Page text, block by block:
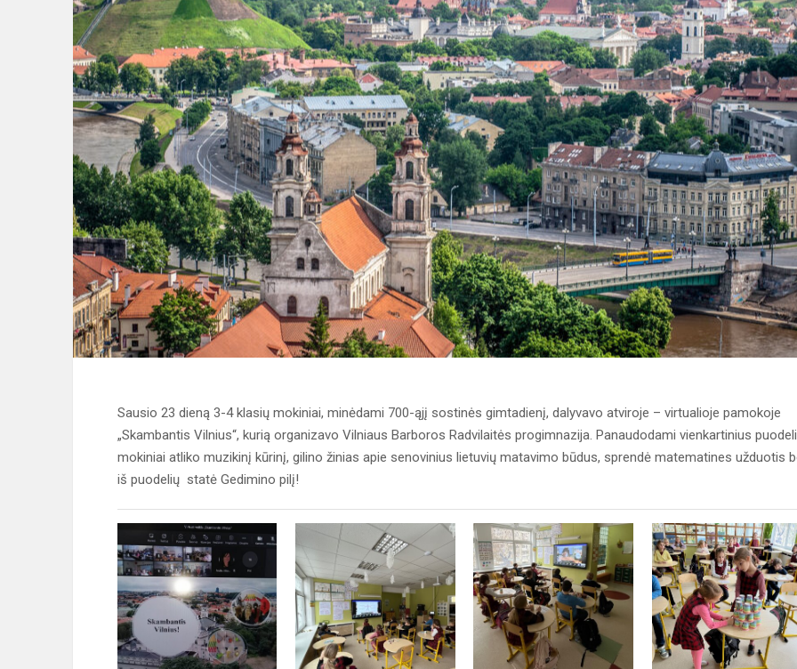
Sausio 23 dieną 3-4 klasių mokiniai, minėdami 700-ąjį sostinės gimtadienį, dalyvavo atviroje – virtualioje pamokoje
„Skambantis Vilnius“, kurią organizavo Vilniaus Barboros Radvilaitės progimnazija. Panaudodami vienkartinius
mokiniai atliko muzikinį kūrinį, gilino žinias apie senovinius lietuvių matavimo būdus, sprendė matematines užduotis
iš puodelių statė Gedimino pilį!